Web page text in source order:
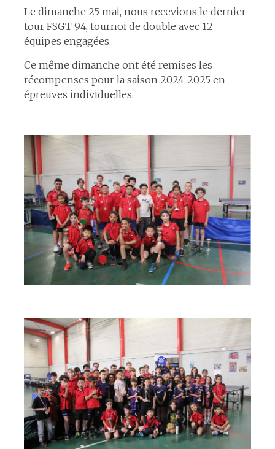
Le dimanche 25 mai, nous recevions le dernier
tour FSGT 94, tournoi de double avec 12
équipes engagées.
Ce même dimanche ont été remises les
récompenses pour la saison 2024-2025 en
épreuves individuelles.